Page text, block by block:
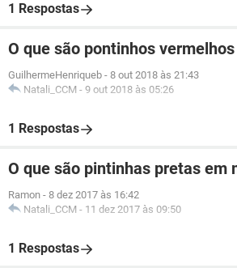
1 Respostas
O que são pontinhos
GuilhermeHenriqueb - 8 out 2018 às 21:43
Natali_CCM - 9 out 2018 às 05:26
1 Respostas
O que são pintinhas pretas em
Ramon - 8 dez 2017 às 16:42
Natali_CCM - 11 dez 2017 às 09:50
1 Respostas